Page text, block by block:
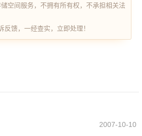
空间服务，不拥有所有权，不承担相关法
馈，一经查实，立即处理！
2007-10-10